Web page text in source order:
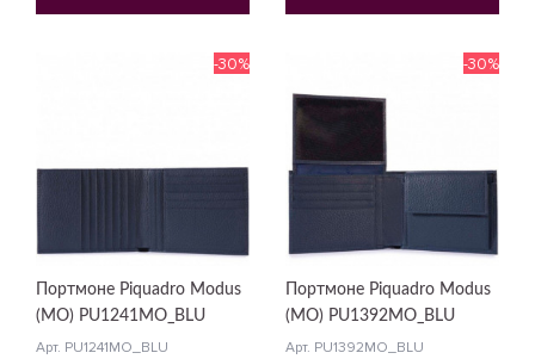
Портмоне Piquadro Modus
(MO) PU1241MO_BLU
Арт. PU1241MO_BLU
-30%
Портмоне Piquadro Modus
(MO) PU1392MO_BLU
Арт. PU1392MO_BLU
-30%